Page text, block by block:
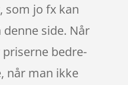
som jo fx kan
side. Når
bedre-
når man ikke